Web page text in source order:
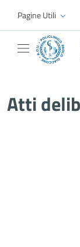
Skip to Main
Pagine Utili
Atti